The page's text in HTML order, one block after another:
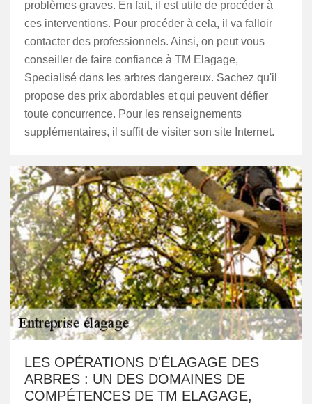
problèmes graves. En fait, il est utile de procéder à
ces interventions. Pour procéder à cela, il va falloir
contacter des professionnels. Ainsi, on peut vous
conseiller de faire confiance à TM Elagage,
Specialisé dans les arbres dangereux. Sachez qu'il
propose des prix abordables et qui peuvent défier
toute concurrence. Pour les renseignements
supplémentaires, il suffit de visiter son site Internet.
LES OPÉRATIONS D'ÉLAGAGE DES
ARBRES : UN DES DOMAINES DE
COMPÉTENCES DE TM ELAGAGE,